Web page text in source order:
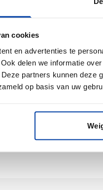
cookies
en advertenties te
delen we informatie
partners kunnen deze
op basis van uw
Vraag een
dat jouw bedrukte
cm (l x b x h)